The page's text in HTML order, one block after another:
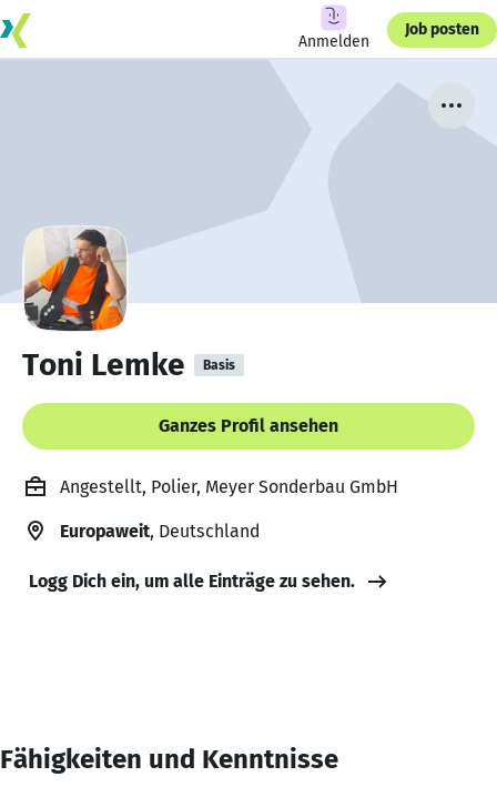
Anmelden
Job posten
Toni Lemke Basis
Ganzes Profil ansehen
Angestellt, Polier, Meyer Sonderbau GmbH
Europaweit, Deutschland
Logg Dich ein, um alle Einträge zu sehen.
Fähigkeiten und Kenntnisse